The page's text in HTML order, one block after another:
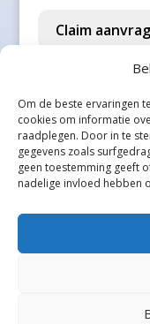
Om de beste ervaringen
cookies om informatie
raadplegen. Door in te
gegevens zoals
geen toestemming geeft
nadelige invloed hebben
2e
2e
Claim
Alle steden